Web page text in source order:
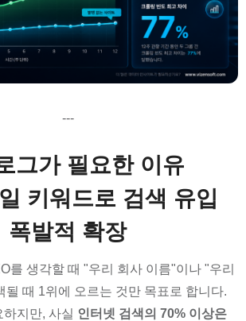
---
그가 필요한 이유
키워드로 검색 유입
폭발적 확장
를 생각할 때 "우리 회사 이름"이나 "우리
될 때 1위에 오르는 것만 목표로 합니다.
지만, 사실 인터넷 검색의 70% 이상은